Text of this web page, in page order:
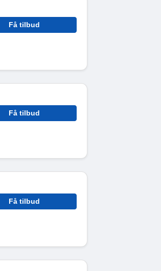
Få tilbud
Få tilbud
Få tilbud